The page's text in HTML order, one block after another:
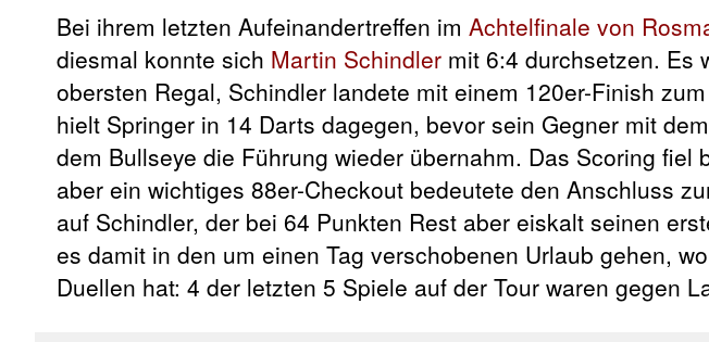
Bei ihrem letzten Aufeinandertreffen im Achtelfinale von
diesmal konnte sich Martin Schindler mit 6:4 durchsetzen. Es
obersten Regal, Schindler landete mit einem 120er-Finish
hielt Springer in 14 Darts dagegen, bevor sein Gegner mit
dem Bullseye die Führung wieder übernahm. Das Scoring fiel
aber ein wichtiges 88er-Checkout bedeutete den Anschluss
auf Schindler, der bei 64 Punkten Rest aber eiskalt seinen
es damit in den um einen Tag verschobenen Urlaub gehen,
Duellen hat: 4 der letzten 5 Spiele auf der Tour waren gegen